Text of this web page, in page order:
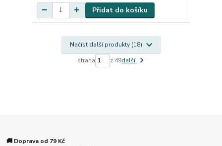
Přidat do košíku
Načíst další produkty (18)
strana z 49další
🚚 Doprava od 79 Kč